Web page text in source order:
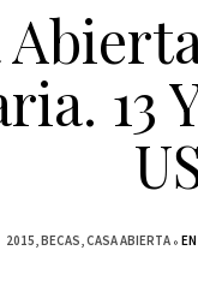
13
2015 BECAS CASA ABIERTA